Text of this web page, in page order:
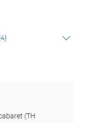
(TH